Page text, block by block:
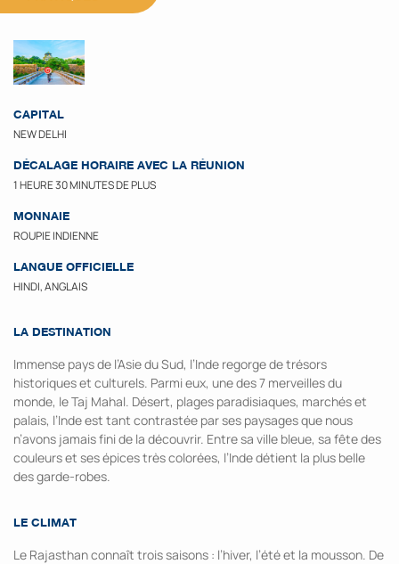
CAPITAL
NEW DELHI
DÉCALAGE HORAIRE AVEC LA RÉUNION
1 HEURE 30 MINUTES DE PLUS
MONNAIE
ROUPIE INDIENNE
LANGUE OFFICIELLE
HINDI, ANGLAIS
LA DESTINATION
Immense pays de l’Asie du Sud, l’Inde regorge de trésors
historiques et culturels. Parmi eux, une des 7 merveilles du
monde, le Taj Mahal. Désert, plages paradisiaques, marchés et
palais, l’Inde est tant contrastée par ses paysages que nous
n’avons jamais fini de la découvrir. Entre sa ville bleue, sa fête des
couleurs et ses épices très colorées, l’Inde détient la plus belle
des garde-robes.
LE CLIMAT
Le Rajasthan connaît trois saisons : l’hiver, l’été et la mousson. De